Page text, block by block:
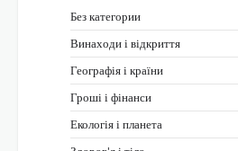
Без категории
Винаходи і відкриття
Географія і країни
Гроші і фінанси
Екологія і планета